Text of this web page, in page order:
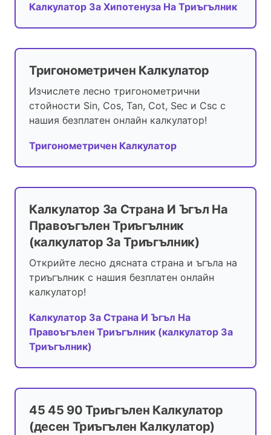
Калкулатор За Хипотенуза На Триъгълник
Тригонометричен Калкулатор
Изчислете лесно тригонометрични
стойности Sin, Cos, Tan, Cot, Sec и Csc с
нашия безплатен онлайн калкулатор!
Тригонометричен Калкулатор
Калкулатор За Страна И Ъгъл На
Правоъгълен Триъгълник
(калкулатор За Триъгълник)
Открийте лесно дясната страна и ъгъла на
триъгълник с нашия безплатен онлайн
калкулатор!
Калкулатор За Страна И Ъгъл На
Правоъгълен Триъгълник (калкулатор За
Триъгълник)
45 45 90 Триъгълен Калкулатор
(десен Триъгълен Калкулатор)